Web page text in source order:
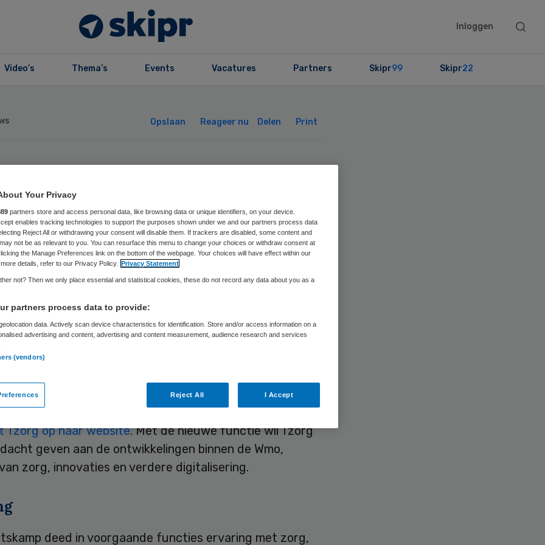
Inloggen
Search
Video’s Thema’s Events Vacatures Partners Skipr99 Skipr22
Opslaan Reageer nu Delen Print
Directeur
& Innovatie bij
Skipr Redactie 14 september 2015
is Katja Smitskamp aangetreden als Directeur Zorg
bij Tzorg. Dat is een nieuwe functie bij de landelijke
van thuiszorg.
Tzorg op haar website. Met de nieuwe functie wil Tzorg
geven aan de ontwikkelingen binnen de Wmo,
zorg, innovaties en verdere digitalisering.
deed in voorgaande functies ervaring met zorg,
Your Privacy
partners store and access personal data, like browsing data or unique identifiers, on your device.
enables tracking technologies to support the purposes shown under we and our partners process data
Reject All or withdrawing your consent will disable them. If trackers are disabled, some content and
not be as relevant to you. You can resurface this menu to change your choices or withdraw consent at
the Manage Preferences link on the bottom of the webpage. Your choices will have effect within our
details, refer to our Privacy Policy. Privacy Statement
not? Then we only place essential and statistical cookies, these do not record any data about you as a
partners process data to provide:
data. Actively scan device characteristics for identification. Store and/or access information on a
advertising and content, advertising and content measurement, audience research and services
(vendors)
Reject All I Accept